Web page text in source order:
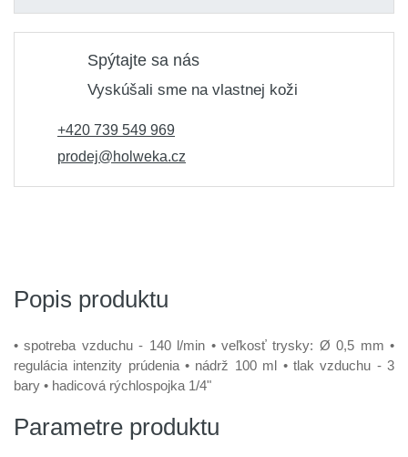
Spýtajte sa nás
Vyskúšali sme na vlastnej koži
+420 739 549 969
prodej@holweka.cz
Popis produktu
• spotreba vzduchu - 140 l/min • veľkosť trysky: Ø 0,5 mm •
regulácia intenzity prúdenia • nádrž 100 ml • tlak vzduchu - 3
bary • hadicová rýchlospojka 1/4"
Parametre produktu